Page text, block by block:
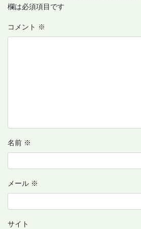
欄は必須項目です
コメント ※
名前 ※
メール ※
サイト